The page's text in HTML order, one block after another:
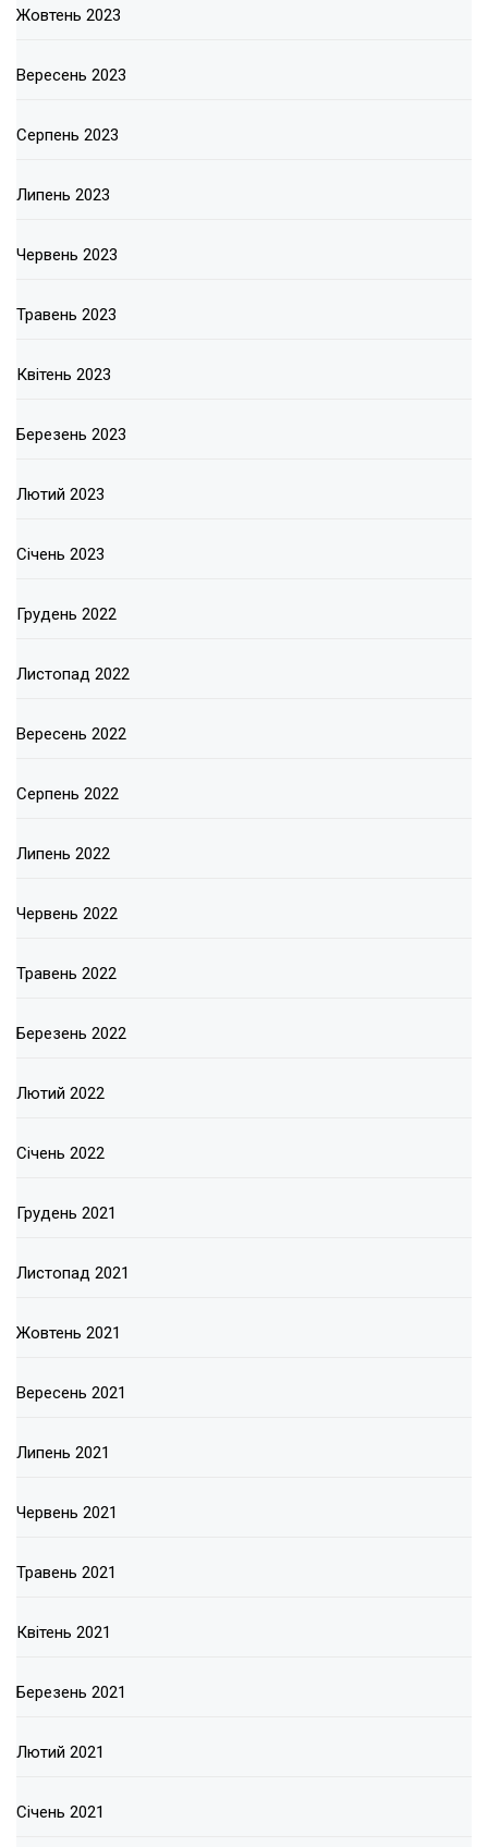
Жовтень 2023
Вересень 2023
Серпень 2023
Липень 2023
Червень 2023
Травень 2023
Квітень 2023
Березень 2023
Лютий 2023
Січень 2023
Грудень 2022
Листопад 2022
Вересень 2022
Серпень 2022
Липень 2022
Червень 2022
Травень 2022
Березень 2022
Лютий 2022
Січень 2022
Грудень 2021
Листопад 2021
Жовтень 2021
Вересень 2021
Липень 2021
Червень 2021
Травень 2021
Квітень 2021
Березень 2021
Лютий 2021
Січень 2021